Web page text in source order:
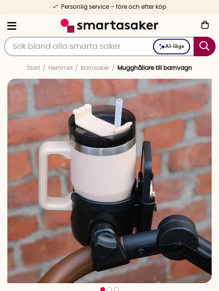
AI-läge
Personlig service – före och efter köp
Start Hemmet Barnsaker Mugghållare till barnvagn